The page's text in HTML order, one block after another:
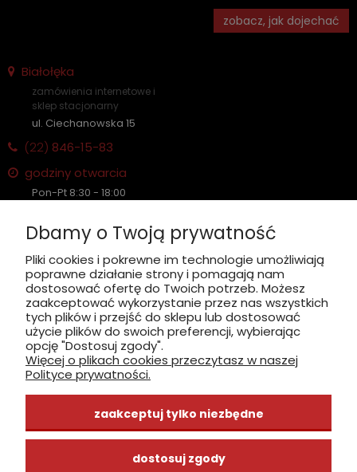
zobacz, jak dojechać
Białołęka
zamówienia internetowe i
sklep stacjonarny
ul. Ciechanowska 15
(22) 846-15-83
godziny otwarcia
Pon-Pt 8:30 - 18:00
Płatność: gotówka, karta, BLIK
zobacz, jak dojechać
INFORMACJE
ZAKUPY
CENTRUM WIEDZY
Dbamy o Twoją prywatność
Pliki cookies i pokrewne im technologie umożliwiają
poprawne działanie strony i pomagają nam
dostosować ofertę do Twoich potrzeb. Możesz
zaakceptować wykorzystanie przez nas wszystkich
tych plików i przejść do sklepu lub dostosować
użycie plików do swoich preferencji, wybierając
opcję "Dostosuj zgody".
Więcej o plikach cookies przeczytasz w naszej
Polityce prywatności.
zaakceptuj tylko niezbędne
dostosuj zgody